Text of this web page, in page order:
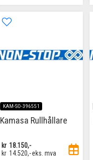
KAM-SO-396551
Kamasa Rullhållare
kr 18.150,-
kr 14.520,-eks. mva